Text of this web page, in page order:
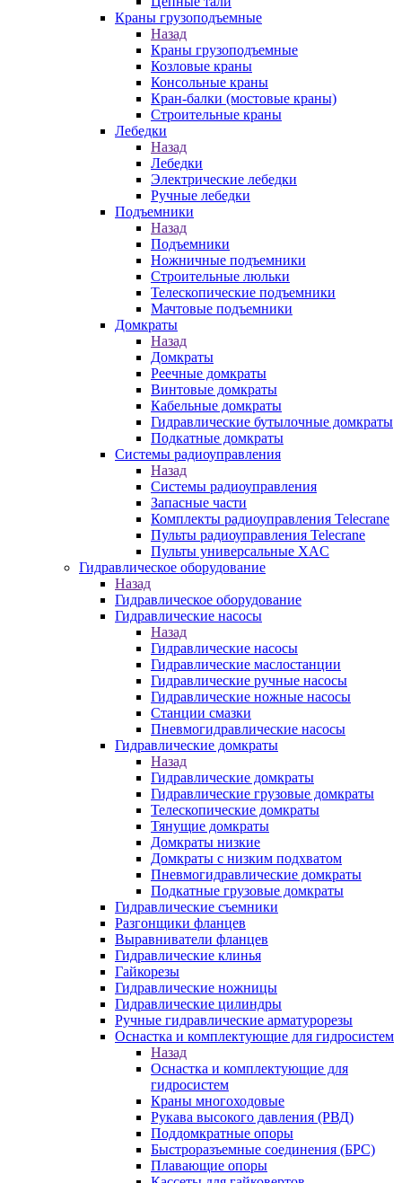
Краны грузоподъемные
Назад
Краны грузоподъемные
Козловые краны
Консольные краны
Кран-балки (мостовые краны)
Строительные краны
Лебедки
Назад
Лебедки
Электрические лебедки
Ручные лебедки
Подъемники
Назад
Подъемники
Ножничные подъемники
Строительные люльки
Телескопические подъемники
Мачтовые подъемники
Домкраты
Назад
Домкраты
Реечные домкраты
Винтовые домкраты
Кабельные домкраты
Гидравлические бутылочные домкраты
Подкатные домкраты
Системы радиоуправления
Назад
Системы радиоуправления
Запасные части
Комплекты радиоуправления Telecrane
Пульты радиоуправления Telecrane
Пульты универсальные XAC
Гидравлическое оборудование
Назад
Гидравлическое оборудование
Гидравлические насосы
Назад
Гидравлические насосы
Гидравлические маслостанции
Гидравлические ручные насосы
Гидравлические ножные насосы
Станции смазки
Пневмогидравлические насосы
Гидравлические домкраты
Назад
Гидравлические домкраты
Гидравлические грузовые домкраты
Телескопические домкраты
Тянущие домкраты
Домкраты низкие
Домкраты с низким подхватом
Пневмогидравлические домкраты
Подкатные грузовые домкраты
Гидравлические съемники
Разгонщики фланцев
Выравниватели фланцев
Гидравлические клинья
Гайкорезы
Гидравлические ножницы
Гидравлические цилиндры
Ручные гидравлические арматурорезы
Оснастка и комплектующие для гидросистем
Назад
Оснастка и комплектующие для
гидросистем
Краны многоходовые
Рукава высокого давления (РВД)
Поддомкратные опоры
Быстроразъемные соединения (БРС)
Плавающие опоры